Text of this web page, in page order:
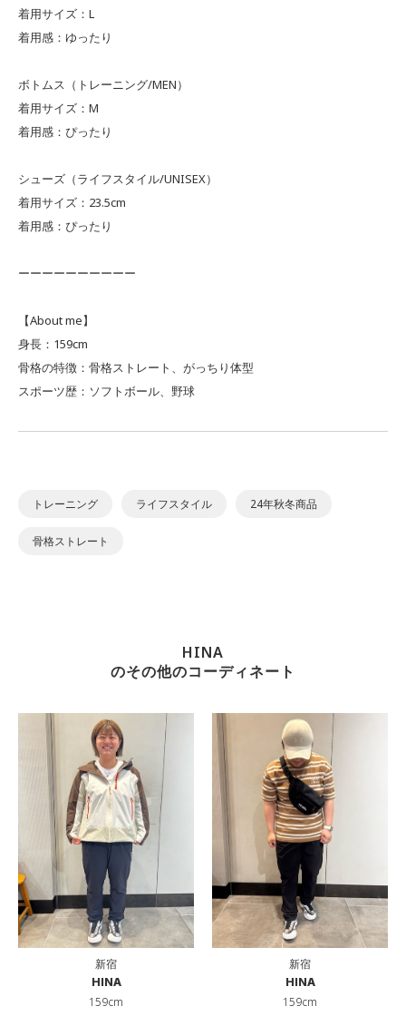
着用サイズ：L
着用感：ゆったり
ボトムス（トレーニング/MEN）
着用サイズ：M
着用感：ぴったり
シューズ（ライフスタイル/UNISEX）
着用サイズ：23.5cm
着用感：ぴったり
ーーーーーーーーーー
【About me】
身長：159cm
骨格の特徴：骨格ストレート、がっちり体型
スポーツ歴：ソフトボール、野球
トレーニング ライフスタイル 24年秋冬商品
骨格ストレート
HINA
のその他のコーディネート
新宿
HINA
159cm
新宿
HINA
159cm